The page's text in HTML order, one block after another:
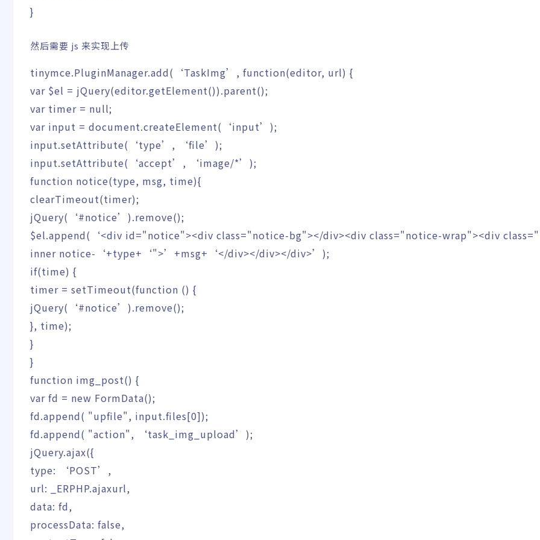
}
然后需要 js 来实现上传
tinymce.PluginManager.add( ‘TaskImg’ , function(editor, url) {
var $el = jQuery(editor.getElement()).parent();
var timer = null;
var input = document.createElement( ‘input’ );
input.setAttribute( ‘type’ , ‘file’ );
input.setAttribute( ‘accept’ , ‘image/*’ );
function notice(type, msg, time){
clearTimeout(timer);
jQuery( ‘#notice’ ).remove();
$el.append( ‘<div id="notice"><div class="notice-bg"></div><div class="notice-wrap"><div
inner notice-‘+type+ ‘">’ +msg+ ‘</div></div></div>’ );
if(time) {
timer = setTimeout(function () {
jQuery( ‘#notice’ ).remove();
}, time);
}
}
function img_post() {
var fd = new FormData();
fd.append( "upfile", input.files[0]);
fd.append( "action", ‘task_img_upload’ );
jQuery.ajax({
type: ‘POST’ ,
url: _ERPHP.ajaxurl,
data: fd,
processData: false,